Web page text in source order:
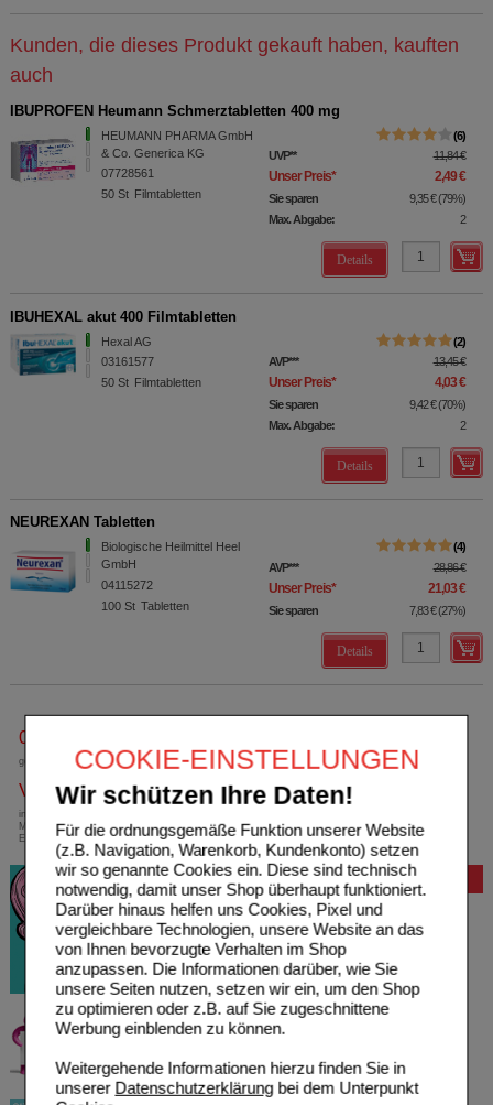
COOKIE-EINSTELLUNGEN
Wir schützen Ihre Daten!
Für die ordnungsgemäße Funktion unserer Website
(z.B. Navigation, Warenkorb, Kundenkonto) setzen
wir so genannte Cookies ein. Diese sind technisch
notwendig, damit unser Shop überhaupt funktioniert.
Darüber hinaus helfen uns Cookies, Pixel und
vergleichbare Technologien, unsere Website an das
von Ihnen bevorzugte Verhalten im Shop
anzupassen. Die Informationen darüber, wie Sie
unsere Seiten nutzen, setzen wir ein, um den Shop
zu optimieren oder z.B. auf Sie zugeschnittene
Werbung einblenden zu können.
Weitergehende Informationen hierzu finden Sie in
unserer Datenschutzerklärungbei dem Unterpunkt
Kunden, die dieses Produkt gekauft haben, kauften
auch
IBUPROFEN Heumann Schmerztabletten 400 mg
HEUMANN PHARMA GmbH
& Co. Generica KG
07728561
50 St Filmtabletten
6
UVP** 11,84 €
Unser Preis* 2,49 €
Sie sparen 9,35 € (79%)
Max. Abgabe:
2
Details
IBUHEXAL akut 400 Filmtabletten
Hexal AG
03161577
50 St Filmtabletten
2
AVP*** 13,45 €
Unser Preis* 4,03 €
Sie sparen 9,42 € (70%)
Max. Abgabe:
2
Details
NEUREXAN Tabletten
Biologische Heilmittel Heel
GmbH
04115272
100 St Tabletten
4
AVP*** 28,86 €
Unser Preis* 21,03 €
Sie sparen 7,83 € (27%)
Details
0800-10 11 422
gebührenfreie Rufnummer
Versandkostenfrei
innerhalb Deutschlands bei einem
Mindestbestellwert von 13,99 Euro oder bei
Einsendung eines Kassenrezeptes
Bewertung